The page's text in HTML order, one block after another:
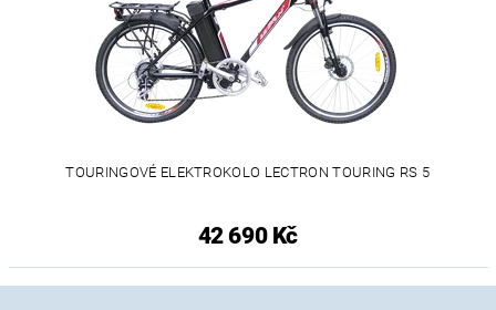
TOURINGOVÉ ELEKTROKOLO LECTRON TOURING RS 5
42 690 Kč